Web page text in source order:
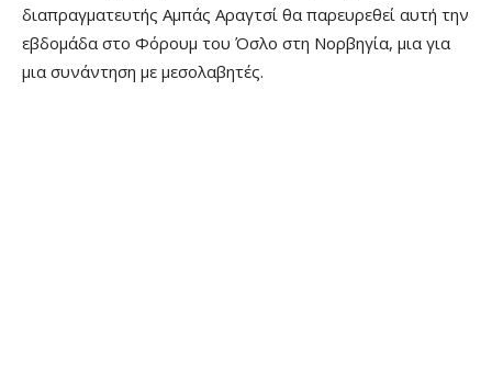
διαπραγματευτής Αμπάς Αραγτσί θα παρευρεθεί αυτή την
εβδομάδα στο Φόρουμ του Όσλο στη Νορβηγία, μια για
μια συνάντηση με μεσολαβητές.